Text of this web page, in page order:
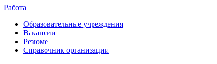
Работа
Образовательные учреждения
Вакансии
Резюме
Справочник организаций